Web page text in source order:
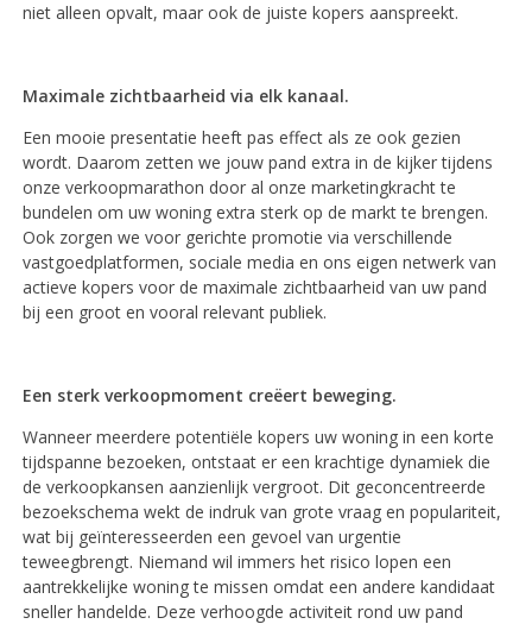
niet alleen opvalt, maar ook de juiste kopers aanspreekt.
Maximale zichtbaarheid via elk kanaal.
Een mooie presentatie heeft pas effect als ze ook gezien
wordt. Daarom zetten we jouw pand extra in de kijker tijdens
onze verkoopmarathon door al onze marketingkracht te
bundelen om uw woning extra sterk op de markt te brengen.
Ook zorgen we voor gerichte promotie via verschillende
vastgoedplatformen, sociale media en ons eigen netwerk van
actieve kopers voor de maximale zichtbaarheid van uw pand
bij een groot en vooral relevant publiek.
Een sterk verkoopmoment creëert beweging.
Wanneer meerdere potentiële kopers uw woning in een korte
tijdspanne bezoeken, ontstaat er een krachtige dynamiek die
de verkoopkansen aanzienlijk vergroot. Dit geconcentreerde
bezoekschema wekt de indruk van grote vraag en populariteit,
wat bij geïnteresseerden een gevoel van urgentie
teweegbrengt. Niemand wil immers het risico lopen een
aantrekkelijke woning te missen omdat een andere kandidaat
sneller handelde. Deze verhoogde activiteit rond uw pand